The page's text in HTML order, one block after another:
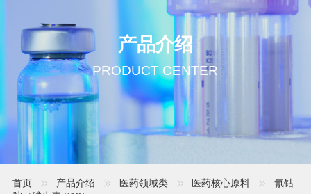
产品介绍
PRODUCT CENTER
首页 产品介绍 医药领域类 医药核心原料
氰钴